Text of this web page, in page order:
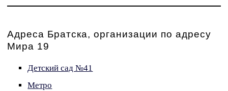
Адреса Братска, организации по адресу
Мира 19
Детский сад №41
Метро